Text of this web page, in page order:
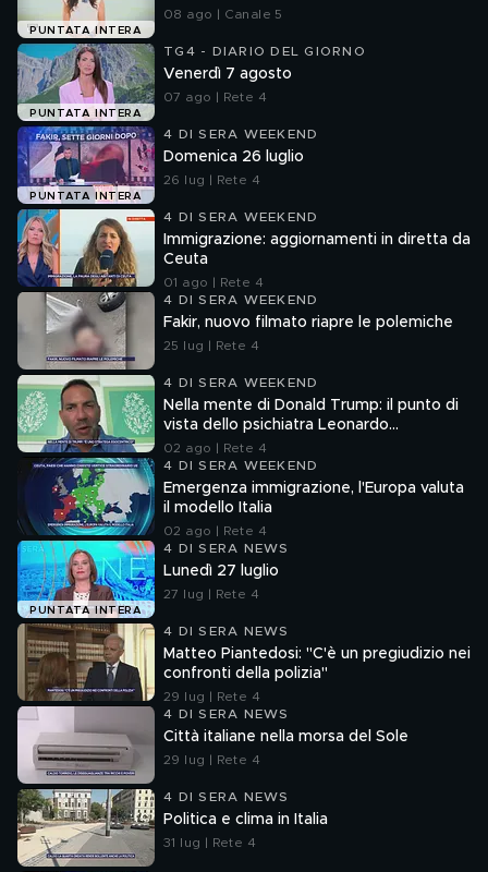
PUNTATA INTERA
08 ago | Canale 5
PUNTATA INTERA
TG4 - DIARIO DEL GIORNO
Venerdì 7 agosto
07 ago | Rete 4
PUNTATA INTERA
4 DI SERA WEEKEND
Domenica 26 luglio
26 lug | Rete 4
4 DI SERA WEEKEND
Immigrazione: aggiornamenti in diretta da
Ceuta
01 ago | Rete 4
4 DI SERA WEEKEND
Fakir, nuovo filmato riapre le polemiche
25 lug | Rete 4
4 DI SERA WEEKEND
Nella mente di Donald Trump: il punto di
vista dello psichiatra Leonardo
Mendolicchio
02 ago | Rete 4
4 DI SERA WEEKEND
Emergenza immigrazione, l'Europa valuta
il modello Italia
02 ago | Rete 4
PUNTATA INTERA
4 DI SERA NEWS
Lunedì 27 luglio
27 lug | Rete 4
4 DI SERA NEWS
Matteo Piantedosi: "C'è un pregiudizio nei
confronti della polizia"
29 lug | Rete 4
4 DI SERA NEWS
Città italiane nella morsa del Sole
29 lug | Rete 4
4 DI SERA NEWS
Politica e clima in Italia
31 lug | Rete 4